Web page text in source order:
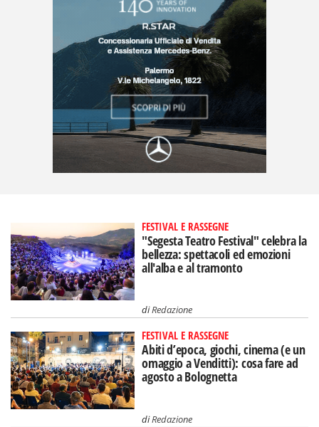
FESTIVAL E RASSEGNE
"Segesta Teatro Festival" celebra la
bellezza: spettacoli ed emozioni
all'alba e al tramonto
diRedazione
FESTIVAL E RASSEGNE
Abiti d’epoca, giochi, cinema (e un
omaggio a Venditti): cosa fare ad
agosto a Bolognetta
diRedazione